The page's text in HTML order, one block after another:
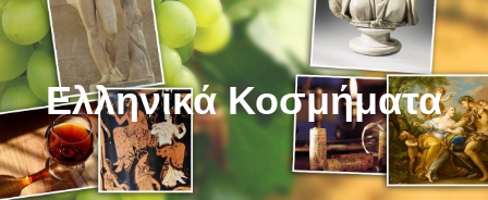
Ελληνικά Κοσμήματα